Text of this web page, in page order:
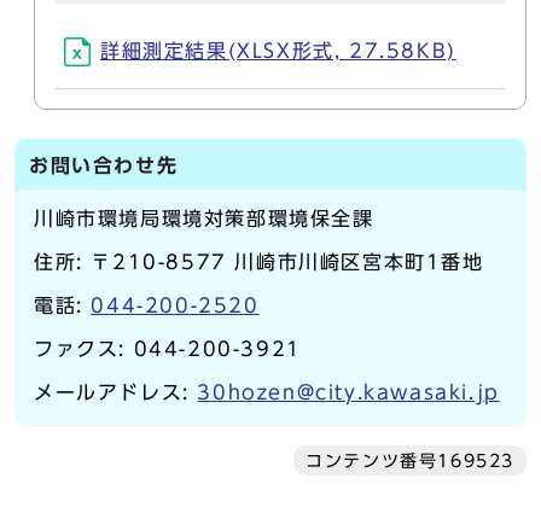
詳細測定結果(XLSX形式, 27.58KB)
お問い合わせ先
川崎市環境局環境対策部環境保全課
住所: 〒210-8577 川崎市川崎区宮本町1番地
電話: 044-200-2520
ファクス: 044-200-3921
メールアドレス: 30hozen@city.kawasaki.jp
コンテンツ番号169523